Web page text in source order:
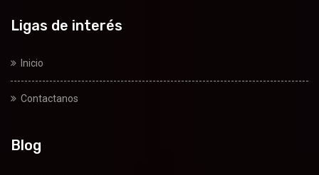
Ligas de interés
Inicio
Contactanos
Blog